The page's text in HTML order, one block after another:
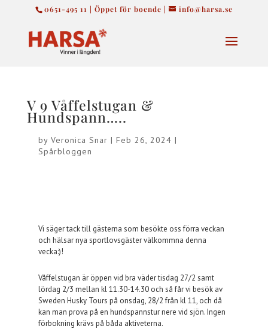
0651-495 11 | Öppet för boende | info@harsa.se
V 9 Våffelstugan &
Hundspann…..
by Veronica Snar | Feb 26, 2024 |
Spårbloggen
Vi säger tack till gästerna som besökte oss förra veckan
och hälsar nya sportlovsgäster välkommna denna
vecka:)!
Våffelstugan är öppen vid bra väder tisdag 27/2 samt
lördag 2/3 mellan kl 11.30-14.30 och så får vi besök av
Sweden Husky Tours på onsdag, 28/2 från kl 11, och då
kan man prova på en hundspannstur nere vid sjön. Ingen
förbokning krävs på båda aktiveterna.